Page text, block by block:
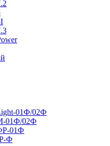
01Ф/02Ф
01Ф/02Ф
01Ф
Ф